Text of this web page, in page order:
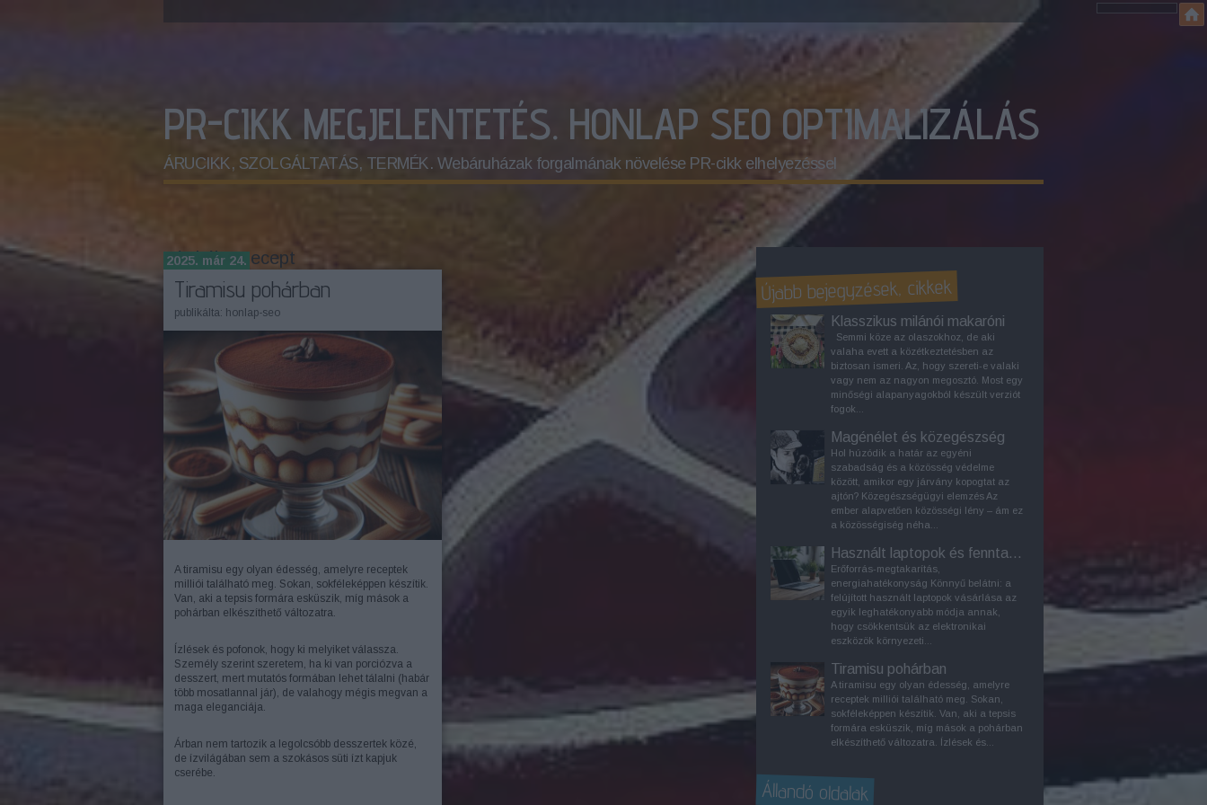
PR-CIKK MEGJELENTETÉS. HONLAP SEO OPTIMALIZÁLÁS
ÁRUCIKK, SZOLGÁLTATÁS, TERMÉK. Webáruházak forgalmának növelése PR-cikk elhelyezéssel
Címkék»recept
2025. már 24.
Tiramisu pohárban
publikálta: honlap-seo
A tiramisu egy olyan édesség, amelyre receptek
milliói található meg. Sokan, sokféleképpen készítik.
Van, aki a tepsis formára esküszik, míg mások a
pohárban elkészíthető változatra.
Ízlések és pofonok, hogy ki melyiket válassza.
Személy szerint szeretem, ha ki van porciózva a
desszert, mert mutatós formában lehet tálalni (habár
több mosatlannal jár), de valahogy mégis megvan a
maga eleganciája.
Árban nem tartozik a legolcsóbb desszertek közé,
de ízvilágában sem a szokásos süti ízt kapjuk
cserébe.
Újabb bejegyzések, cikkek
Klasszikus milánói makaróni
Semmi köze az olaszokhoz, de aki
valaha evett a közétkeztetésben az
biztosan ismeri. Az, hogy szereti-e valaki
vagy nem az nagyon megosztó. Most egy
minőségi alapanyagokból készült verziót
fogok...
Magénélet és közegészség
Hol húzódik a határ az egyéni
szabadság és a közösség védelme
között, amikor egy járvány kopogtat az
ajtón? Közegészségügyi elemzés Az
ember alapvetően közösségi lény – ám ez
a közösségiség néha...
Használt laptopok és fenntarthatóság
Erőforrás-megtakarítás,
energiahatékonyság Könnyű belátni: a
felújított használt laptopok vásárlása az
egyik leghatékonyabb módja annak,
hogy csökkentsük az elektronikai
eszközök környezeti...
Tiramisu pohárban
A tiramisu egy olyan édesség, amelyre
receptek milliói található meg. Sokan,
sokféleképpen készítik. Van, aki a tepsis
formára esküszik, míg mások a pohárban
elkészíthető változatra. Ízlések és...
Állandó oldalak